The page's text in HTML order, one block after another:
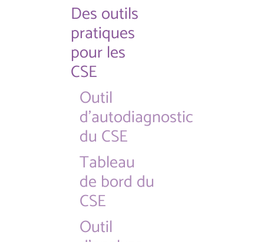
Des outils
pratiques
pour les
CSE
Outil
d'autodiagnostic
du CSE
Tableau
de bord du
CSE
Outil